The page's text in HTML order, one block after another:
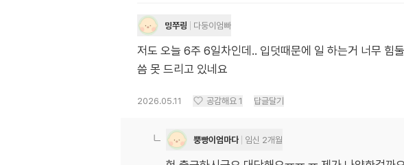
밍쭈링 다둥이엄빠
저도 오늘 6주 6일차인데.. 입덧때문에 일 하는거 너무 힘
씀 못 드리고 있네요
2026.05.11 공감해요 1 답글달기
뿡빵이엄마다 임신 2개월